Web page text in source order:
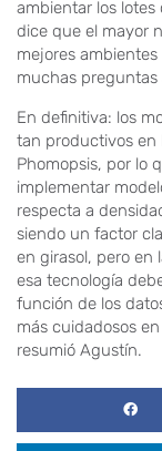
ambientar los
dice que el mayor
mejores
muchas preguntas
En definitiva: los
tan productivos en
Phomopsis, por lo
implementar
respecta a
siendo un factor
en girasol, pero en
esa tecnología
función de los
más cuidadosos
resumió Agustín.